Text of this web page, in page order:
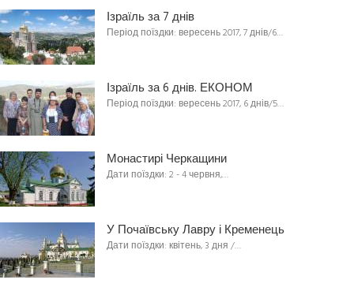
Ізраїль за 7 днів
Період поїздки: вересень 2017, 7 днів/6…
Ізраїль за 6 днів. ЕКОНОМ
Період поїздки: вересень 2017, 6 днів/5…
Монастирі Черкащини
Дати поїздки: 2 - 4 червня,…
У Почаївську Лавру і Кременець
Дати поїздки: квітень, 3 дня /…